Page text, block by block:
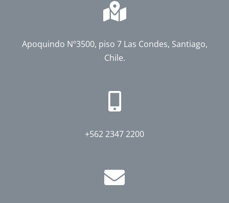
Apoquindo Nº3500, piso 7 Las Condes, Santiago,
Chile.
+562 2347 2200